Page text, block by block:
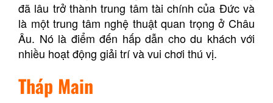
đã lâu trở thành trung tâm tài chính của Đức và
là một trung tâm nghệ thuật quan trọng ở Châu
Âu. Nó là điểm đến hấp dẫn cho du khách với
nhiều hoạt động giải trí và vui chơi thú vị.
Tháp Main